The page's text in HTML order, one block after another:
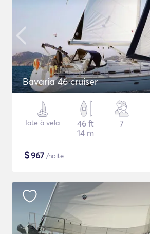
Bavaria 46 cruiser
Iate à vela
46 ft
14 m
7
$967 /noite